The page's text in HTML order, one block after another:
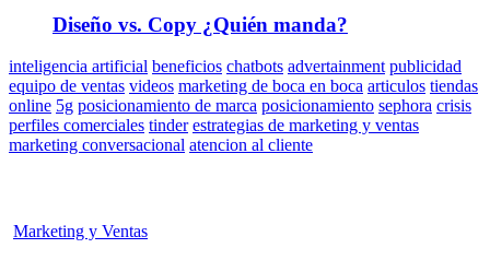
Diseño vs. Copy ¿Quién manda?
inteligencia artificial beneficios chatbots advertainment publicidad
equipo de ventas videos marketing de boca en boca articulos tiendas
online 5g posicionamiento de marca posicionamiento sephora crisis
perfiles comerciales tinder estrategias de marketing y ventas
marketing conversacional atencion al cliente
Marketing y Ventas